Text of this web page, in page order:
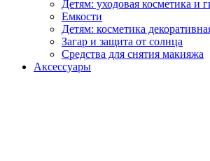
Детям: уходовая косметика и
Емкости
Детям: косметика
Загар и защита от солнца
Средства для снятия макияжа
Аксессуары